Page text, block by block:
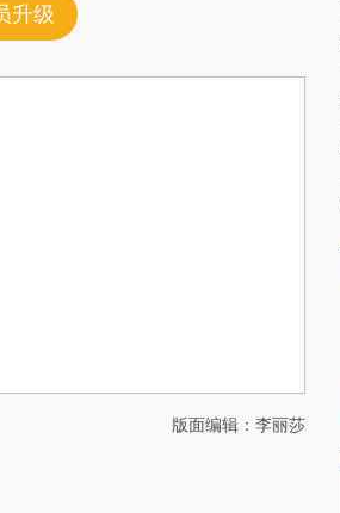
升级
版面编辑：李丽莎